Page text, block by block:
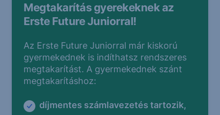
Megtakarítás gyerekeknek az
Erste Future Juniorral!
Az Erste Future Juniorral már kiskorú
gyermekednek is indíthatsz rendszeres
megtakarítást. A gyermekednek szánt
megtakarításhoz:
díjmentes számlavezetés tartozik,